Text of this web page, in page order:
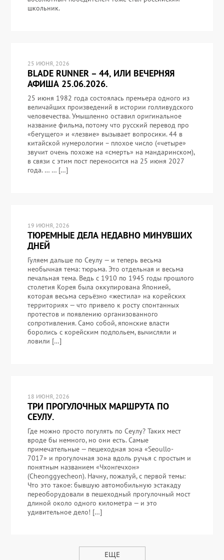
школьник.
25 ИЮНЯ, 2026
BLADE RUNNER – 44, ИЛИ ВЕЧЕРНЯЯ
АФИША 25.06.2026.
25 июня 1982 года состоялась премьера одного из
величайших произведений в истории голливудского
человечества. Умышленно оставил оригинальное
название фильма, потому что русский перевод про
«бегущего» и «лезвие» вызывает вопросики. 44 в
китайской нумерологии – плохое число («четыре»
звучит очень похоже на «смерть» на мандаринском),
в связи с этим пост переносится на 25 июня 2027
года. … … […]
19 ИЮНЯ, 2026
ТЮРЕМНЫЕ ДЕЛА НЕДАВНО МИНУВШИХ
ДНЕЙ
Гуляем дальше по Сеулу — и теперь весьма
необычная тема: тюрьма. Это отдельная и весьма
печальная тема. Ведь с 1910 по 1945 годы прошлого
столетия Корея была оккупирована Японией,
которая весьма серьёзно «жестила» на корейских
территориях — что привело к росту спонтанных
протестов и появлению организованного
сопротивления. Само собой, японские власти
боролись с корейским подпольем, вычисляли и
ловили […]
18 ИЮНЯ, 2026
ТРИ ПРОГУЛОЧНЫХ МАРШРУТА ПО
СЕУЛУ.
Где можно просто погулять по Сеулу? Таких мест
вроде бы немного, но они есть. Самые
примечательные — пешеходная зона «Seoullo-
7017» и прогулочная зона вдоль ручья с простым и
понятным названием «Чхонгечхон»
(Cheonggyecheon). Начну, пожалуй, с первой темы:
Что это такое: бывшую автомобильную эстакаду
переоборудовали в пешеходный прогулочный мост
длиной около одного километра — и это
удивительное дело! […]
ЕЩЕ